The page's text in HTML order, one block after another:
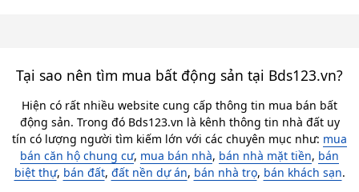
Tại sao nên tìm mua bất động sản tại Bds123.vn?
Hiện có rất nhiều website cung cấp thông tin mua bán bất
động sản. Trong đó Bds123.vn là kênh thông tin nhà đất uy
tín có lượng người tìm kiếm lớn với các chuyên mục như: mua
bán căn hộ chung cư, mua bán nhà, bán nhà mặt tiền, bán
biệt thự, bán đất, đất nền dự án, bán nhà trọ, bán khách sạn.